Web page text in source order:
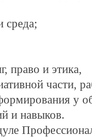
среда;
право и этика,
части,
у
и навыков.